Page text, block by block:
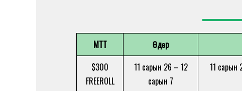
MTT Өдөр
$300
FREEROLL
11 сарын 26 – 12
сарын 7
11 сарын